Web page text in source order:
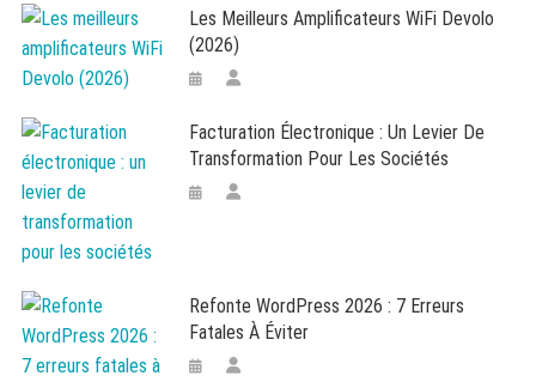
Les Meilleurs Amplificateurs WiFi Devolo
(2026)
Facturation Électronique : Un Levier De
Transformation Pour Les Sociétés
Refonte WordPress 2026 : 7 Erreurs
Fatales À Éviter